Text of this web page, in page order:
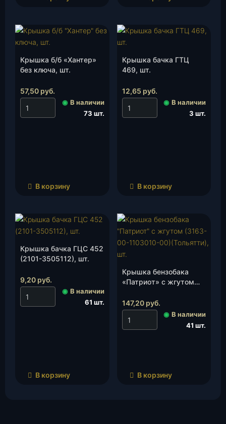
Крышка б/б «Хантер»
без ключа, шт.
57,50 руб.
◉ В наличии
73 шт.
В корзину
Крышка бачка ГТЦ
469, шт.
12,65 руб.
◉ В наличии
3 шт.
В корзину
Крышка бачка ГЦС 452
(2101-3505112), шт.
9,20 руб.
◉ В наличии
61 шт.
В корзину
Крышка бензобака
«Патриот» с жгутом
(Тольятти), шт.
147,20 руб.
◉ В наличии
41 шт.
В корзину